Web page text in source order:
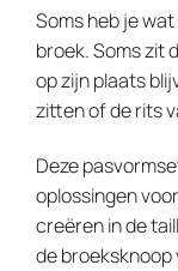
Soms heb je
broek. Soms zit
op zijn plaats
zitten of de rits
Deze
oplossingen
creëren in de
de